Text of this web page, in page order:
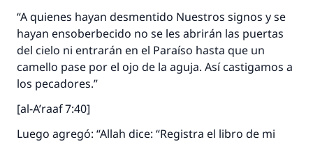
“A quienes hayan desmentido Nuestros signos y se
hayan ensoberbecido no se les abrirán las puertas
del cielo ni entrarán en el Paraíso hasta que un
camello pase por el ojo de la aguja. Así castigamos a
los pecadores.”
[al-A’raaf 7:40]
Luego agregó: “Allah dice: “Registra el libro de mi